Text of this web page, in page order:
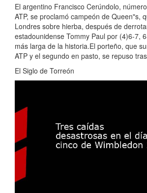
El argentino Francisco Cerúndolo,
ATP, se proclamó campeón de Queen"s,
Londres sobre hierba, después de
estadounidense Tommy Paul por (4)6-7,
más larga de la historia.El porteño, que
ATP y el segundo en pasto, se repuso
El Siglo de Torreón